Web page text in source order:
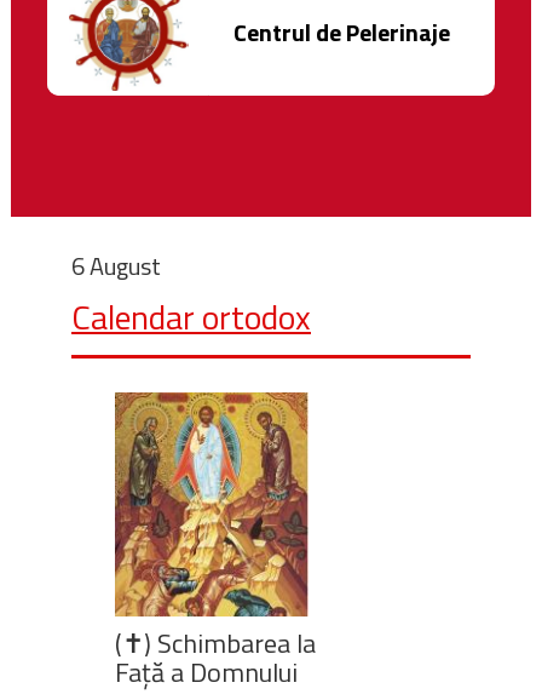
Centrul de Pelerinaje
6 August
Calendar ortodox
(✝) Schimbarea la
Față a Domnului